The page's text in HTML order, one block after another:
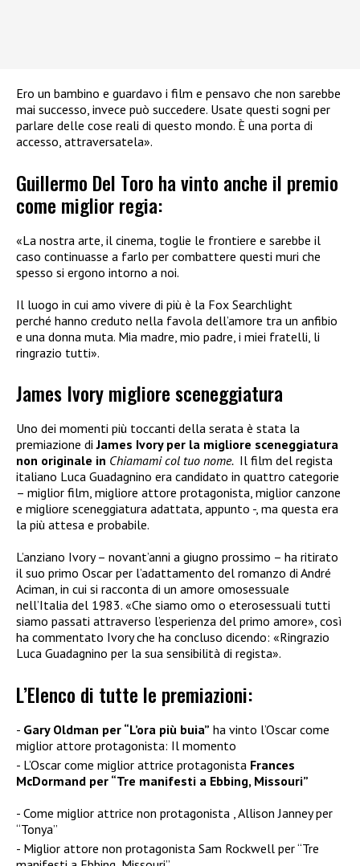
Ero un bambino e guardavo i film e pensavo che non sarebbe
mai successo, invece può succedere. Usate questi sogni per
parlare delle cose reali di questo mondo. È una porta di
accesso, attraversatela».
Guillermo Del Toro ha vinto anche il premio
come miglior regia:
«La nostra arte, il cinema, toglie le frontiere e sarebbe il
caso continuasse a farlo per combattere questi muri che
spesso si ergono intorno a noi.
Il luogo in cui amo vivere di più è la Fox Searchlight
perché hanno creduto nella favola dell’amore tra un anfibio
e una donna muta. Mia madre, mio padre, i miei fratelli, li
ringrazio tutti».
James Ivory migliore sceneggiatura
Uno dei momenti più toccanti della serata è stata la
premiazione diJames Ivory per la migliore sceneggiatura
non originale in Chiamami col tuo nome. Il film del regista
italiano Luca Guadagnino era candidato in quattro categorie
– miglior film, migliore attore protagonista, miglior canzone
e migliore sceneggiatura adattata, appunto -, ma questa era
la più attesa e probabile.
L’anziano Ivory – novant’anni a giugno prossimo – ha ritirato
il suo primo Oscar per l’adattamento del romanzo di André
Aciman, in cui si racconta di un amore omosessuale
nell’Italia del 1983. «Che siamo omo o eterosessuali tutti
siamo passati attraverso l’esperienza del primo amore», così
ha commentato Ivory che ha concluso dicendo: «Ringrazio
Luca Guadagnino per la sua sensibilità di regista».
L’Elenco di tutte le premiazioni:
Gary Oldman per “L’ora più buia” ha vinto l’Oscar come
miglior attore protagonista: Il momento
L’Oscar come miglior attrice protagonista Frances
McDormand per “Tre manifesti a Ebbing, Missouri”
Come miglior attrice non protagonista , Allison Janney per
“Tonya”
Miglior attore non protagonista Sam Rockwell per “Tre